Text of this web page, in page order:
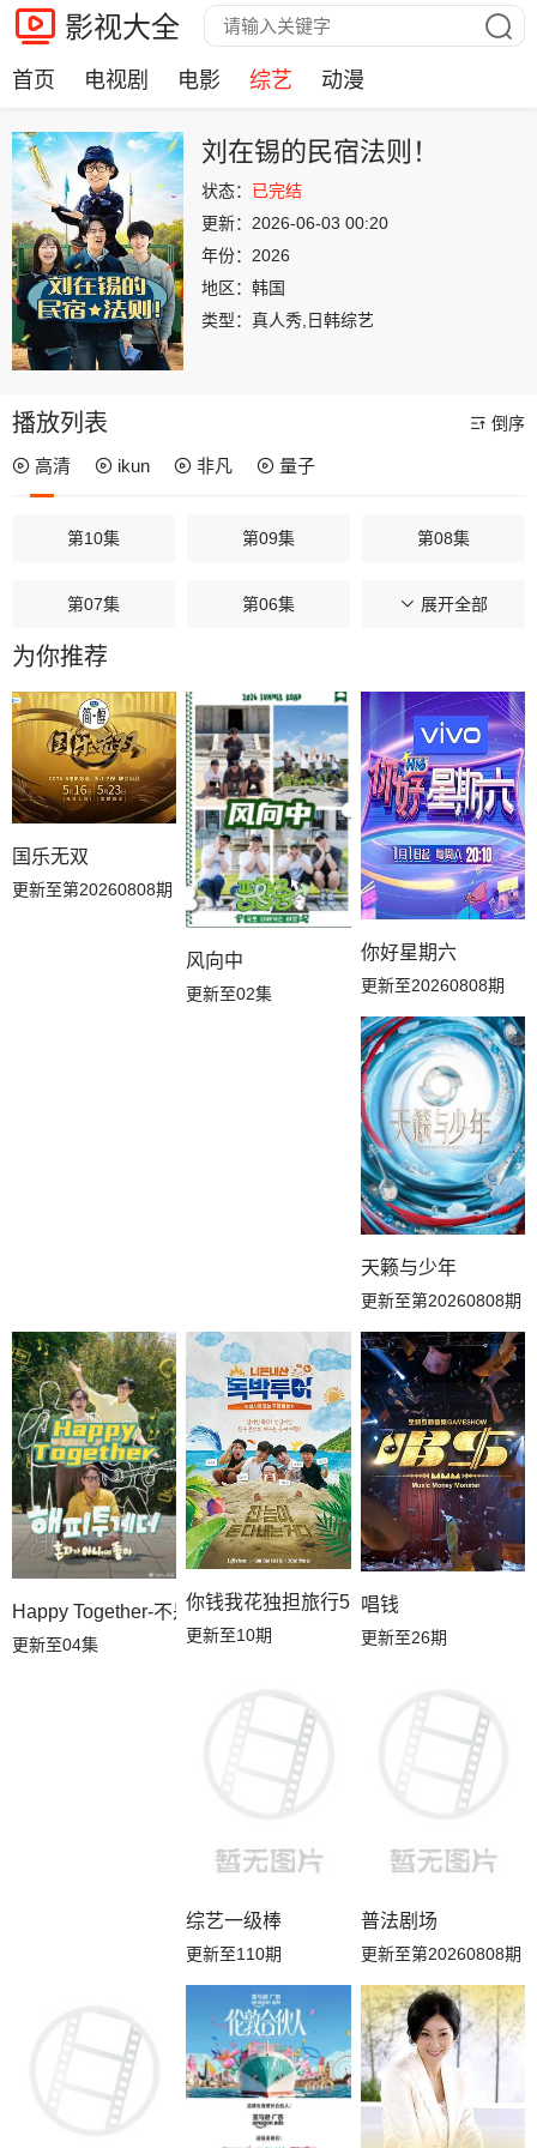
影视大全
首页 电视剧 电影 综艺 动漫
刘在锡的民宿法则！
状态： 已完结
更新： 2026-06-03 00:20
年份： 2026
地区： 韩国
类型： 真人秀,日韩综艺
播放列表 倒序
高清 ikun 非凡 量子
第10集 第09集 第08集
第07集 第06集 第05集
第04集
第01集
展开全部
为你推荐
国乐无双
更新至第20260808期
风向中
更新至02集
你好星期六
更新至20260808期
天籁与少年
更新至第20260808期
Happy Together-不是一个人真好
更新至04集
你钱我花独担旅行5
更新至10期
唱钱
更新至26期
综艺一级棒
更新至110期
普法剧场
更新至第20260808期